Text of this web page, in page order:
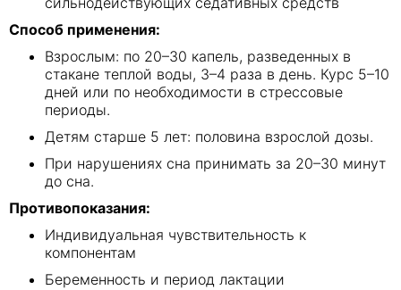
Способ применения:
Взрослым: по 20–30 капель, разведенных в
стакане теплой воды, 3–4 раза в день. Курс 5–10
дней или по необходимости в стрессовые
периоды.
Детям старше 5 лет: половина взрослой дозы.
При нарушениях сна принимать за 20–30 минут
до сна.
Противопоказания:
Индивидуальная чувствительность к
компонентам
Беременность и период лактации